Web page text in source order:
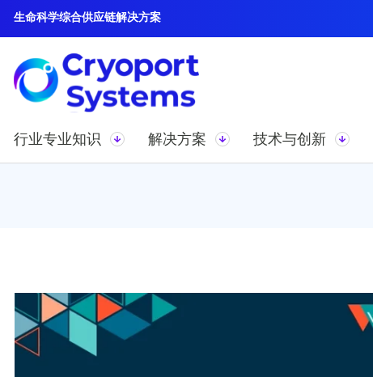
生命科学综合供应链解决方案
行业专业知识 解决方案 技术与创新